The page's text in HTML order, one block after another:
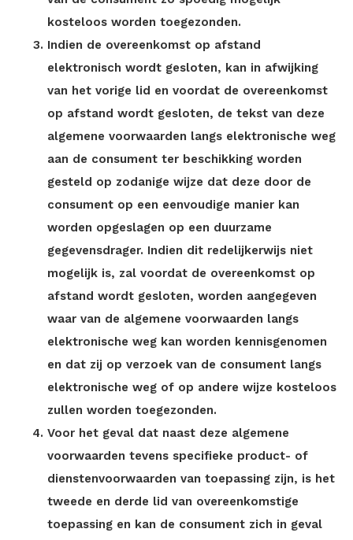
kosteloos worden toegezonden.
Indien de overeenkomst op afstand
elektronisch wordt gesloten, kan in afwijking
van het vorige lid en voordat de overeenkomst
op afstand wordt gesloten, de tekst van deze
algemene voorwaarden langs elektronische weg
aan de consument ter beschikking worden
gesteld op zodanige wijze dat deze door de
consument op een eenvoudige manier kan
worden opgeslagen op een duurzame
gegevensdrager. Indien dit redelijkerwijs niet
mogelijk is, zal voordat de overeenkomst op
afstand wordt gesloten, worden aangegeven
waar van de algemene voorwaarden langs
elektronische weg kan worden kennisgenomen
en dat zij op verzoek van de consument langs
elektronische weg of op andere wijze kosteloos
zullen worden toegezonden.
Voor het geval dat naast deze algemene
voorwaarden tevens specifieke product- of
dienstenvoorwaarden van toepassing zijn, is het
tweede en derde lid van overeenkomstige
toepassing en kan de consument zich in geval